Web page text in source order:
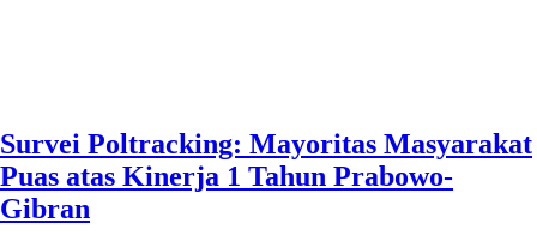
Survei Poltracking: Mayoritas Masyarakat
Puas atas Kinerja 1 Tahun Prabowo-
Gibran